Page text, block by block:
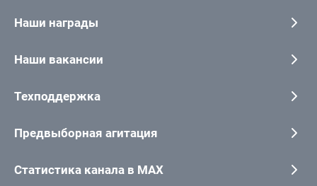
Наши награды
Наши вакансии
Техподдержка
Предвыборная агитация
Статистика канала в MAX